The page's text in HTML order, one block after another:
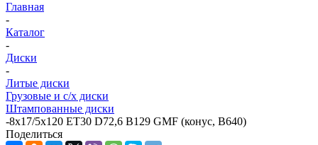
Главная
-
Каталог
-
Диски
-
Литые диски
Грузовые и с/х диски
Штампованные диски
-8x17/5x120 ET30 D72,6 B129 GMF (конус, B640)
Поделиться